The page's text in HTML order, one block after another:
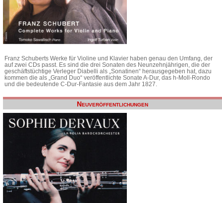
Franz Schuberts Werke für Violine und Klavier haben genau den Umfang, der
auf zwei CDs passt. Es sind die drei Sonaten des Neunzehnjährigen, die der
geschäftstüchtige Verleger Diabelli als „Sonatinen“ herausgegeben hat, dazu
kommen die als „Grand Duo“ veröffentlichte Sonate A-Dur, das h-Moll-Rondo
und die bedeutende C-Dur-Fantasie aus dem Jahr 1827.
Neuveröffentlichungen